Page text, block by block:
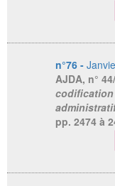
n°76 -
AJDA, n°
codification
pp. 2474 à